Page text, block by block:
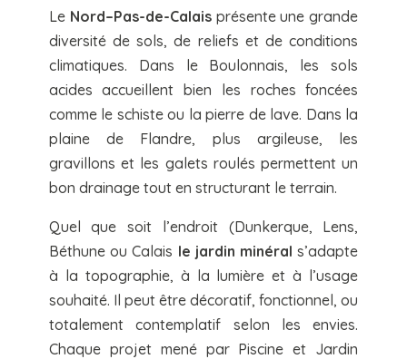
Le Nord–Pas-de-Calaisprésente une grande
diversité de sols, de reliefs et de conditions
climatiques. Dans le Boulonnais, les sols
acides accueillent bien les roches foncées
comme le schiste ou la pierre de lave. Dans la
plaine de Flandre, plus argileuse, les
gravillons et les galets roulés permettent un
bon drainage tout en structurant le terrain.
Quel que soit l’endroit (Dunkerque, Lens,
Béthune ou Calais le jardin minéral s’adapte
à la topographie, à la lumière et à l’usage
souhaité. Il peut être décoratif, fonctionnel, ou
totalement contemplatif selon les envies.
Chaque projet mené par Piscine et Jardin